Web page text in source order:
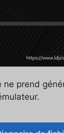
ne prend